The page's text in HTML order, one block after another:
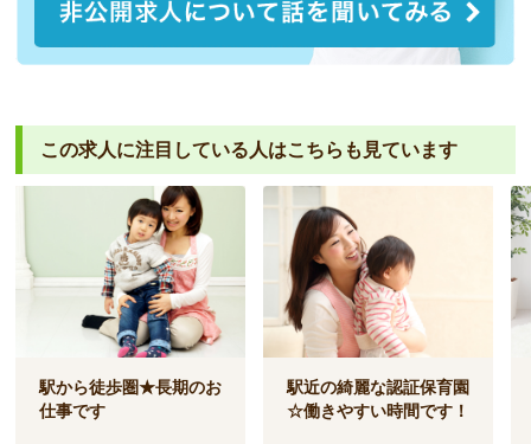
この求人に注目している人はこちらも見ています
駅から徒歩圏★長期のお
仕事です
駅近の綺麗な認証保育園
☆働きやすい時間です！